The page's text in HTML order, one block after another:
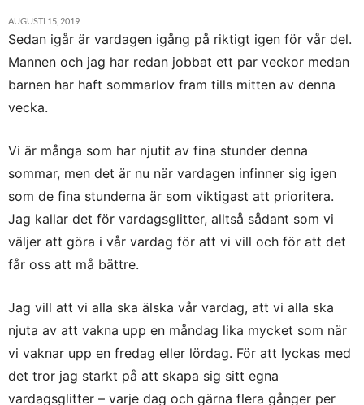
AUGUSTI 15, 2019
Sedan igår är vardagen igång på riktigt igen för vår del.
Mannen och jag har redan jobbat ett par veckor medan
barnen har haft sommarlov fram tills mitten av denna
vecka.
Vi är många som har njutit av fina stunder denna
sommar, men det är nu när vardagen infinner sig igen
som de fina stunderna är som viktigast att prioritera.
Jag kallar det för vardagsglitter, alltså sådant som vi
väljer att göra i vår vardag för att vi vill och för att det
får oss att må bättre.
Jag vill att vi alla ska älska vår vardag, att vi alla ska
njuta av att vakna upp en måndag lika mycket som när
vi vaknar upp en fredag eller lördag. För att lyckas med
det tror jag starkt på att skapa sig sitt egna
vardagsglitter – varje dag och gärna flera gånger per